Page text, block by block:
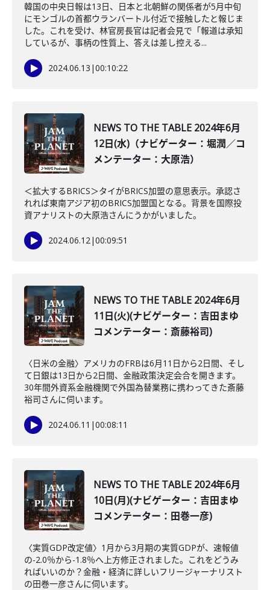
韓国の中央日報は13日、日本と北朝鮮の関係者が5月中旬
にモンゴルの首都ウランバートル付近で接触したと報じま
した。これを受け、林官房長官は記者会見で「報道は承知
しているが、事柄の性質上、答えは差し控える...
2024.06.13 |00:10:22
NEWS TO THE TABLE 2024年6月
12日(水)（ナビゲーター：堀潤／コ
メンテーター：大原浩）
＜拡大するBRICS＞タイがBRICS加盟の意思表示。承認さ
れれば東南アジア初のBRICS加盟国となる。背景を国際投
資アナリストの大原浩さんにうかがいました。
2024.06.12|00:09:51
NEWS TO THE TABLE 2024年6月
11日(火)(ナビゲーター：吉田まゆ
コメンテーター：斎藤裕司)
〈日米の金融〉アメリカのFRBは6月11日から2日間、そし
て日銀は13日から2日間、金融政策決定会合を開きます。
30年間外資系金融機関で外国為替業務に携わってきた斎藤
裕司さんに伺います。
2024.06.11 |00:08:11
NEWS TO THE TABLE 2024年6月
10日(月)(ナビゲーター：吉田まゆ
コメンテーター：田巻一彦)
〈実質GDP改定値〉1月から3月期の実質GDPが、速報値
の-2.0％から-1.8％へ上方修正されました。これをどうみ
ればいいのか？金融・経済に詳しいフリージャーナリスト
の田巻一彦さんに伺います。